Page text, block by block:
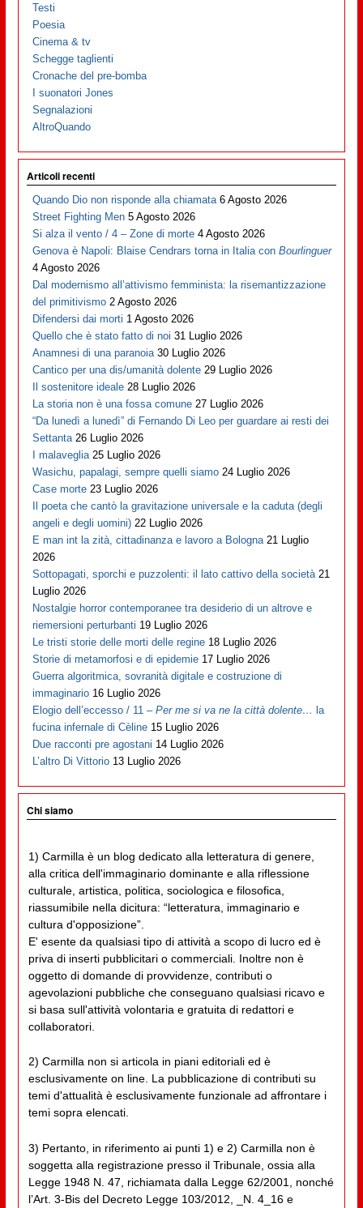
Testi
Poesia
Cinema & tv
Schegge taglienti
Cronache del pre-bomba
I suonatori Jones
Segnalazioni
AltroQuando
Articoli recenti
Quando Dio non risponde alla chiamata 6 Agosto 2026
Street Fighting Men 5 Agosto 2026
Si alza il vento / 4 – Zone di morte 4 Agosto 2026
Genova è Napoli: Blaise Cendrars torna in Italia conBourlinguer
4 Agosto 2026
Dal modernismo all’attivismo femminista: la risemantizzazione
del primitivismo 2 Agosto 2026
Difendersi dai morti 1 Agosto 2026
Quello che è stato fatto di noi 31 Luglio 2026
Anamnesi di una paranoia 30 Luglio 2026
Cantico per una dis/umanità dolente 29 Luglio 2026
Il sostenitore ideale 28 Luglio 2026
La storia non è una fossa comune 27 Luglio 2026
“Da lunedì a lunedì” di Fernando Di Leo per guardare ai resti dei
Settanta 26 Luglio 2026
I malaveglia 25 Luglio 2026
Wasichu, papalagi, sempre quelli siamo 24 Luglio 2026
Case morte 23 Luglio 2026
Il poeta che cantò la gravitazione universale e la caduta (degli
angeli e degli uomini) 22 Luglio 2026
E man int la zità, cittadinanza e lavoro a Bologna 21 Luglio
2026
Sottopagati, sporchi e puzzolenti: il lato cattivo della società 21
Luglio 2026
Nostalgie horror contemporanee tra desiderio di un altrove e
riemersioni perturbanti 19 Luglio 2026
Le tristi storie delle morti delle regine 18 Luglio 2026
Storie di metamorfosi e di epidemie 17 Luglio 2026
Guerra algoritmica, sovranità digitale e costruzione di
immaginario 16 Luglio 2026
Elogio dell’eccesso / 11 –Per me si va ne la città dolente… la
fucina infernale di Cèline 15 Luglio 2026
Due racconti pre agostani 14 Luglio 2026
L’altro Di Vittorio 13 Luglio 2026
Chi siamo
1) Carmilla è un blog dedicato alla letteratura di genere,
alla critica dell'immaginario dominante e alla riflessione
culturale, artistica, politica, sociologica e filosofica,
riassumibile nella dicitura: “letteratura, immaginario e
cultura d'opposizione”.
E' esente da qualsiasi tipo di attività a scopo di lucro ed è
priva di inserti pubblicitari o commerciali. Inoltre non è
oggetto di domande di provvidenze, contributi o
agevolazioni pubbliche che conseguano qualsiasi ricavo e
si basa sull'attività volontaria e gratuita di redattori e
collaboratori.
2) Carmilla non si articola in piani editoriali ed è
esclusivamente on line. La pubblicazione di contributi su
temi d'attualità è esclusivamente funzionale ad affrontare i
temi sopra elencati.
3) Pertanto, in riferimento ai punti 1) e 2) Carmilla non è
soggetta alla registrazione presso il Tribunale, ossia alla
Legge 1948 N. 47, richiamata dalla Legge 62/2001, nonché
l’Art. 3-Bis del Decreto Legge 103/2012, _N. 4_16 e